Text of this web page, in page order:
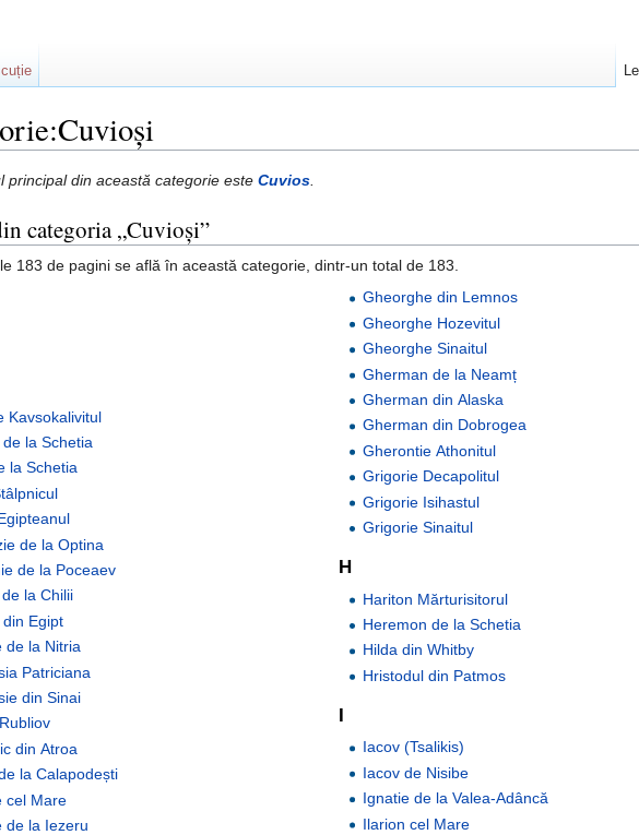
principal din această categorie esteCuvios.
categoria „Cuvioși”
183 de pagini se află în această categorie, dintr-un total de 183.
Kavsokalivitul
la Schetia
la Schetia
de la Optina
de la Poceaev
la Chilii
Egipt
de la Nitria
Patriciana
din Sinai
din Atroa
la Calapodești
cel Mare
de la Iezeru
Gheorghe din Lemnos
Gheorghe Hozevitul
Gheorghe Sinaitul
Gherman de la Neamț
Gherman din Alaska
Gherman din Dobrogea
Gherontie Athonitul
Grigorie Decapolitul
Grigorie Isihastul
Grigorie Sinaitul
H
Hariton Mărturisitorul
Heremon de la Schetia
Hilda din Whitby
Hristodul din Patmos
Iacov (Tsalikis)
Iacov de Nisibe
Ignatie de la Valea-Adâncă
Ilarion cel Mare